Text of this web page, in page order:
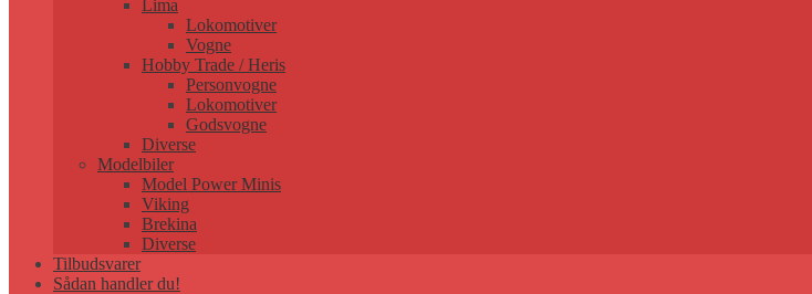
Lima
Lokomotiver
Vogne
Hobby Trade / Heris
Personvogne
Lokomotiver
Godsvogne
Diverse
Modelbiler
Model Power Minis
Viking
Brekina
Diverse
Tilbudsvarer
Sådan handler du!